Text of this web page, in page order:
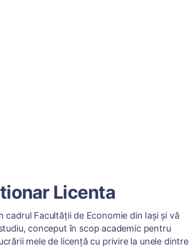
Licenta
cadrul Facultăţii de Economie din Iaşi şi vă
conceput în scop academic pentru
mele de licenţă cu privire la unele dintre